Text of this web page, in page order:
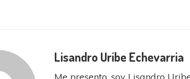
Lisandro Uribe Echevarria
Me presento, soy Lisandro